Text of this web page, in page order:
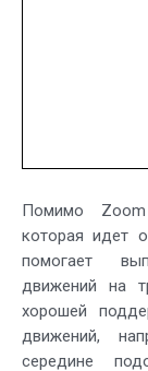
Помимо Zoom
которая идет
помогает
движений на
хорошей
движений,
середине